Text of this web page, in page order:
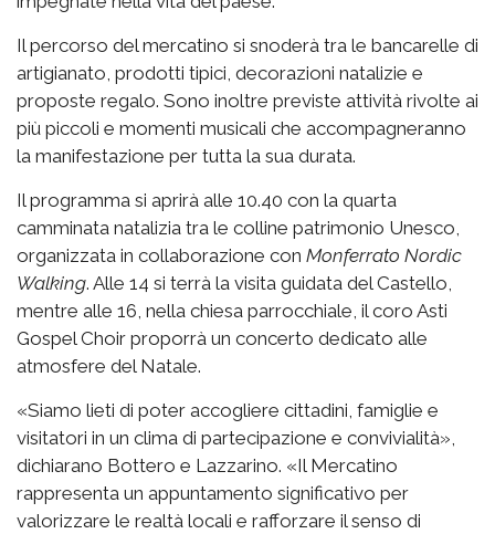
Il percorso del mercatino si snoderà tra le bancarelle di
artigianato, prodotti tipici, decorazioni natalizie e
proposte regalo. Sono inoltre previste attività rivolte ai
più piccoli e momenti musicali che accompagneranno
la manifestazione per tutta la sua durata.
Il programma si aprirà alle 10.40 con la quarta
camminata natalizia tra le colline patrimonio Unesco,
organizzata in collaborazione con Monferrato Nordic
Walking. Alle 14 si terrà la visita guidata del Castello,
mentre alle 16, nella chiesa parrocchiale, il coro Asti
Gospel Choir proporrà un concerto dedicato alle
atmosfere del Natale.
«Siamo lieti di poter accogliere cittadini, famiglie e
visitatori in un clima di partecipazione e convivialità»,
dichiarano Bottero e Lazzarino. «Il Mercatino
rappresenta un appuntamento significativo per
valorizzare le realtà locali e rafforzare il senso di